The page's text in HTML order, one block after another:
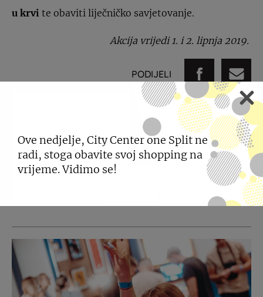
u krvi te obaviti liječničko savjetovanje.
Akcija vrijedi 1. i 2. lipnja 2019.
PODIJELI
POGLEDAJTE JOŠ
Ove nedjelje, City Center one Split ne
radi, stoga obavite svoj shopping na
vrijeme. Vidimo se!